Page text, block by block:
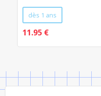
dès 1 ans
11.95 €